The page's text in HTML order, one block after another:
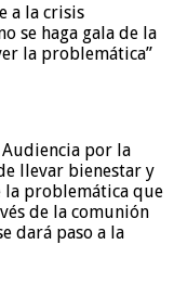
a la crisis
se haga gala de la
la problemática”
por la
llevar bienestar y
la problemática que
de la comunión
dará paso a la